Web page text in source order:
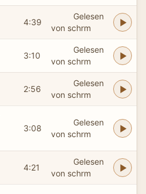
4:39
Gelesen
von schrm
3:10
Gelesen
von schrm
2:56
Gelesen
von schrm
3:08
Gelesen
von schrm
4:21
Gelesen
von schrm